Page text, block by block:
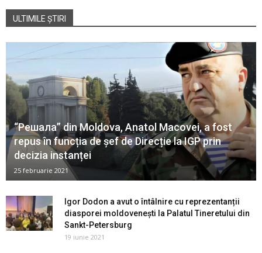
ULTIMILE ȘTIRI
“Решала” din Moldova, Anatol Macovei, a fost
repus în funcția de șef de Direcție la IGP prin
decizia instanței
25 februarie 2021
Igor Dodon a avut o întâlnire cu reprezentanții
diasporei moldovenești la Palatul Tineretului din
Sankt-Petersburg
19 iunie 2021